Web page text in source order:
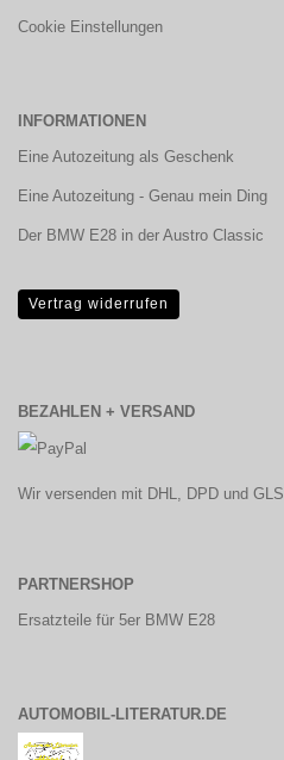
Cookie Einstellungen
INFORMATIONEN
Eine Autozeitung als Geschenk
Eine Autozeitung - Genau mein Ding
Der BMW E28 in der Austro Classic
Vertrag widerrufen
BEZAHLEN + VERSAND
Wir versenden mit DHL, DPD und GLS.
PARTNERSHOP
Ersatzteile für 5er BMW E28
AUTOMOBIL-LITERATUR.DE